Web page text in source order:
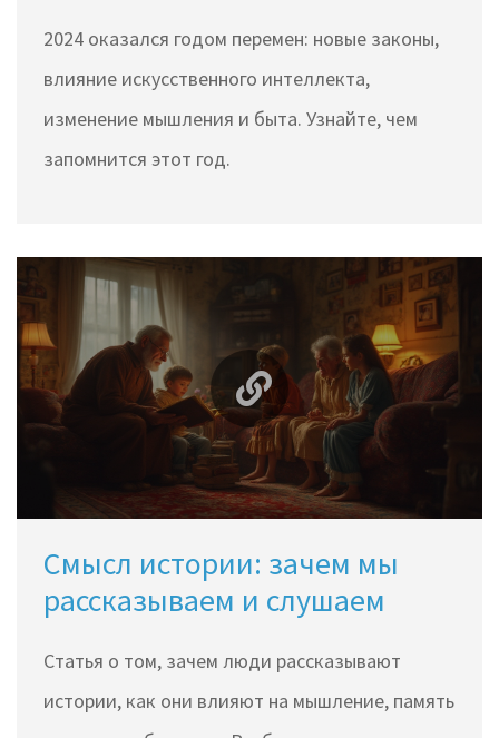
2024 оказался годом перемен: новые законы,
влияние искусственного интеллекта,
изменение мышления и быта. Узнайте, чем
запомнится этот год.
Смысл истории: зачем мы
рассказываем и слушаем
Статья о том, зачем люди рассказывают
истории, как они влияют на мышление, память